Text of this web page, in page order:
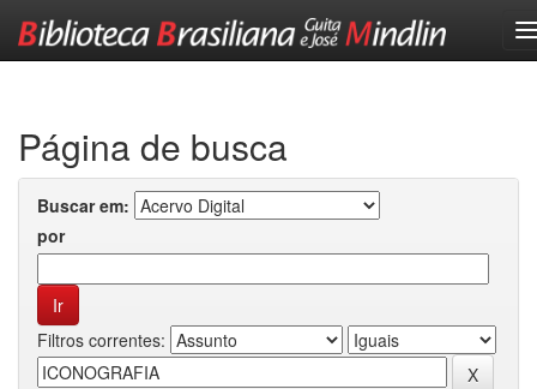
Página de busca
Buscar em:
por
Filtros correntes: